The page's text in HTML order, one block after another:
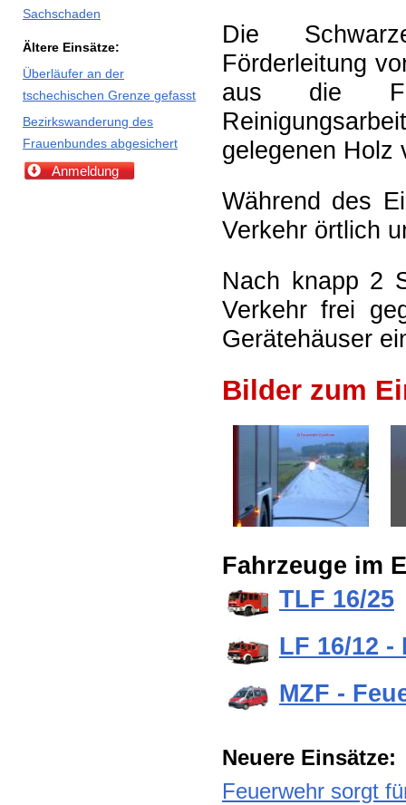
Die
Förderleitung
aus die
gelegenen Holz
Während des
Verkehr örtlich
Nach knapp 2
Verkehr frei
Gerätehäuser
Bilder zum
Fahrzeuge im
TLF 16/25
LF 16/12
MZF -
Neuere Einsätze:
Feuerwehr sorgt
Sachschaden
Ältere Einsätze:
Überläufer an der
tschechischen Grenze gefasst
Bezirkswanderung des
Frauenbundes abgesichert
Anmeldung